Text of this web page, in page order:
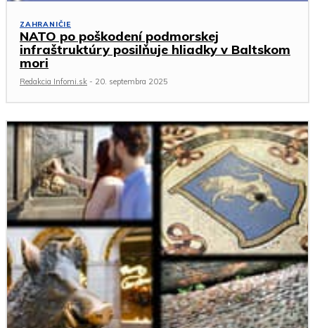
ZAHRANIČIE
NATO po poškodení podmorskej
infraštruktúry posilňuje hliadky v Baltskom
mori
Redakcia Infomi.sk - 20. septembra 2025